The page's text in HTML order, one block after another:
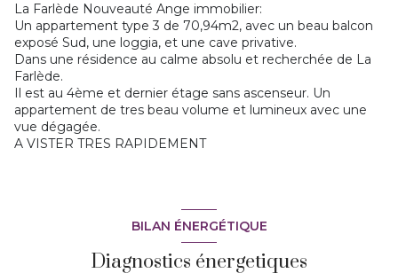
La Farlède Nouveauté Ange immobilier:
Un appartement type 3 de 70,94m2, avec un beau balcon
exposé Sud, une loggia, et une cave privative.
Dans une résidence au calme absolu et recherchée de La
Farlède.
Il est au 4ème et dernier étage sans ascenseur. Un
appartement de tres beau volume et lumineux avec une
vue dégagée.
A VISTER TRES RAPIDEMENT
BILAN ÉNERGÉTIQUE
Diagnostics énergetiques